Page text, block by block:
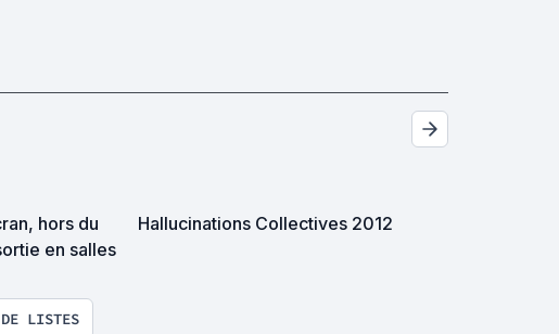
hors du
en salles
Hallucinations Collectives 2012
LISTES